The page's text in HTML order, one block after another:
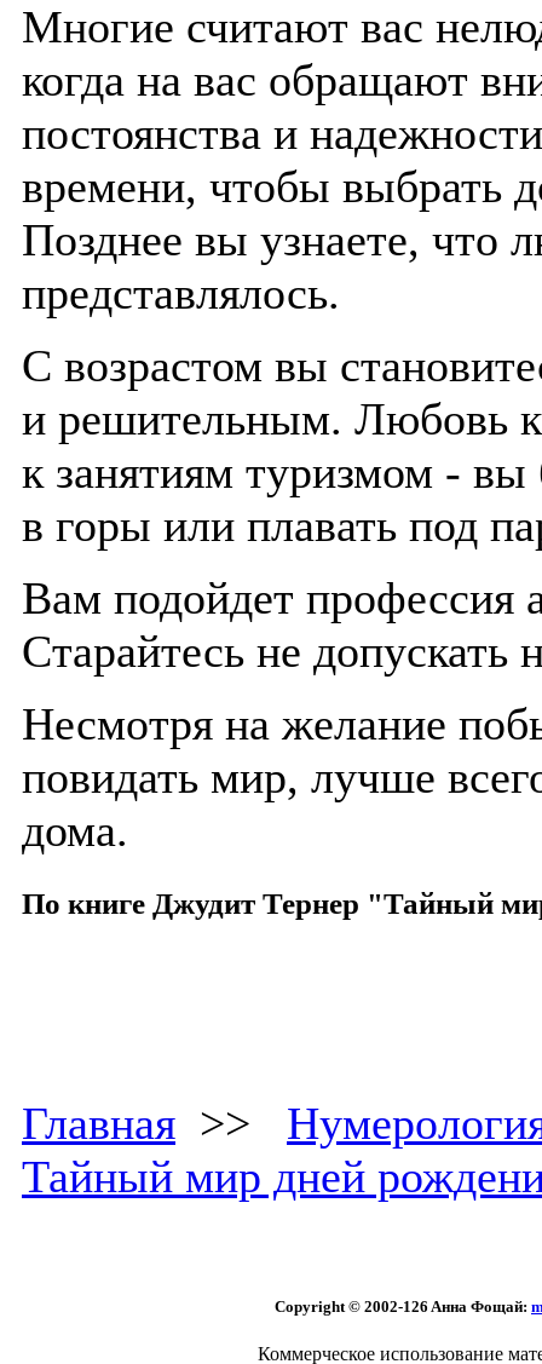
Многие считают вас
когда на вас обращают
постоянства и
времени, чтобы выбрать
Позднее вы узнаете, что
представлялось.
С возрастом вы
и решительным. Любовь к
к занятиям туризмом - вы
в горы или плавать под
Вам подойдет профессия
Старайтесь не
Несмотря на желание
повидать мир, лучше
дома.
По книге Джудит Тернер "Тайный
Главная >>
Тайный мир дней
Copyright © 2002-126 Aннa Фoщaй:
Коммерческое использование